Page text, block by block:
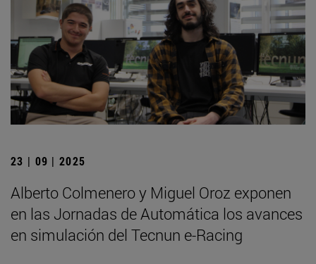
23 | 09 | 2025
Alberto Colmenero y Miguel Oroz exponen
en las Jornadas de Automática los avances
en simulación del Tecnun e-Racing